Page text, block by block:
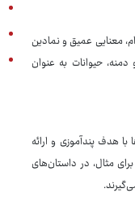
معنایی عمیق و نمادین
حیوانات به عنوان
هدف پندآموزی و ارائه
مثال، در داستان‌های